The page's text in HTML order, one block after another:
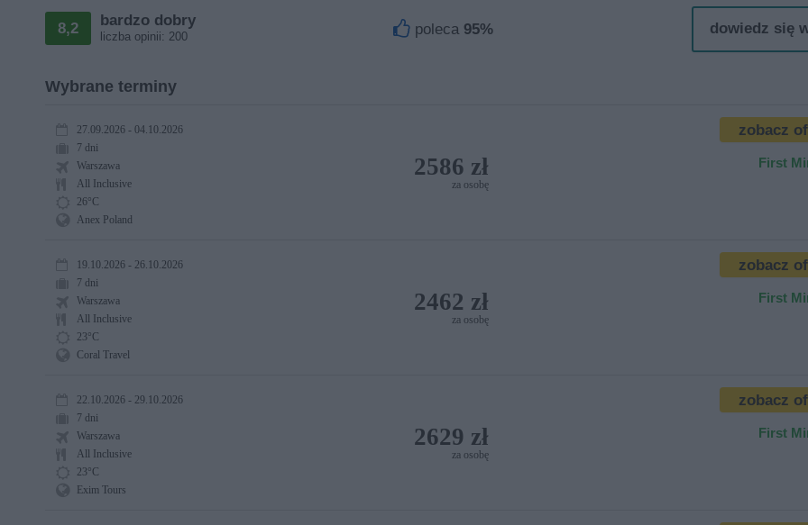
8,2 bardzo dobry
liczba opinii: 200  poleca 95% dowiedz się
Wybrane terminy
27.09.2026 - 04.10.2026
7 dni
Warszawa
All Inclusive
26°C
Anex Poland
2586 zł
za osobę
zobacz
First
19.10.2026 - 26.10.2026
7 dni
Warszawa
All Inclusive
23°C
Coral Travel
2462 zł
za osobę
zobacz
First
22.10.2026 - 29.10.2026
7 dni
Warszawa
All Inclusive
23°C
Exim Tours
2629 zł
za osobę
zobacz
First